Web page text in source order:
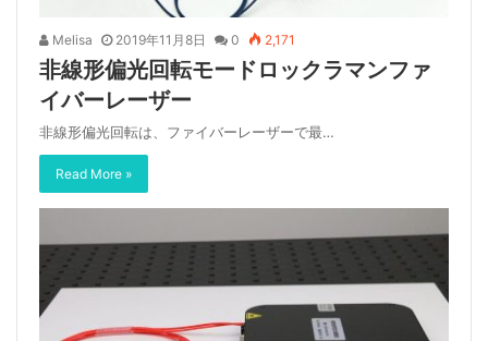
Melisa 2019年11月8日 0 2,171
非線形偏光回転モードロックラマンファ
イバーレーザー
非線形偏光回転は、ファイバーレーザーで最…
Read More »